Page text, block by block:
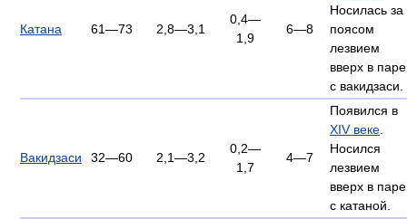
Катана 61—73 2,8—3,1
0,4—
1,9
6—8
Носилась за
поясом
лезвием
вверх в паре
с вакидзаси.
Вакидзаси 32—60 2,1—3,2
0,2—
1,7
4—7
Появился в
XIV веке.
Носился
лезвием
вверх в паре
с катаной.